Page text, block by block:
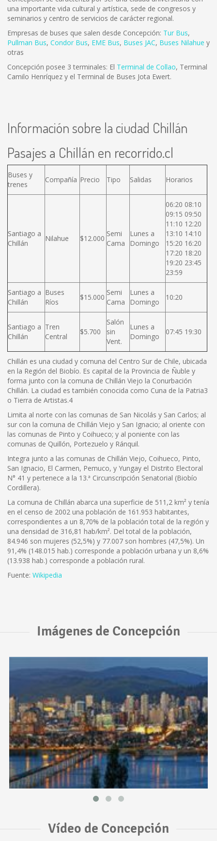
una importante vida cultural y artística, sede de congresos y
seminarios y centro de servicios de carácter regional.
Empresas de buses que salen desde Concepción: Tur Bus,
Pullman Bus, Condor Bus, EME Bus, Buses JAC, Buses Nilahue y
otras
Concepción posee 3 terminales: El Terminal de Collao, Terminal
Camilo Henríquez y el Terminal de Buses Jota Ewert.
Información sobre la ciudad Chillán
Pasajes a Chillán en recorrido.cl
Buses y
trenes
Compañía Precio Tipo Salidas Horarios
Santiago a
Chillán
Nilahue $12.000
Semi
Cama
Lunes a
Domingo
06:20 08:10
09:15 09:50
11:10 12:20
13:10 14:10
15:20 16:20
17:20 18:20
19:20 23:45
23:59
Santiago a
Chillán
Buses
Ríos
$15.000
Semi
Cama
Lunes a
Domingo
10:20
Santiago a
Chillán
Tren
Central
$5.700
Salón
sin
Vent.
Lunes a
Domingo
07:45 19:30
Chillán es una ciudad y comuna del Centro Sur de Chile, ubicada
en la Región del Biobío. Es capital de la Provincia de Ñuble y
forma junto con la comuna de Chillán Viejo la Conurbación
Chillán. La ciudad es también conocida como Cuna de la Patria3
o Tierra de Artistas.4
Limita al norte con las comunas de San Nicolás y San Carlos; al
sur con la comuna de Chillán Viejo y San Ignacio; al oriente con
las comunas de Pinto y Coihueco; y al poniente con las
comunas de Quillón, Portezuelo y Ránquil.
Integra junto a las comunas de Chillán Viejo, Coihueco, Pinto,
San Ignacio, El Carmen, Pemuco, y Yungay el Distrito Electoral
N° 41 y pertenece a la 13.ª Circunscripción Senatorial (Biobío
Cordillera).
La comuna de Chillán abarca una superficie de 511,2 km² y tenía
en el censo de 2002 una población de 161.953 habitantes,
correspondientes a un 8,70% de la población total de la región y
una densidad de 316,81 hab/km². Del total de la población,
84.946 son mujeres (52,5%) y 77.007 son hombres (47,5%). Un
91,4% (148.015 hab.) corresponde a población urbana y un 8,6%
(13.938 hab.) corresponde a población rural.
Fuente: Wikipedia
Imágenes de Concepción
Vídeo de Concepción